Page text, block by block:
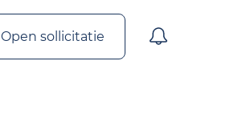
Open sollicitatie